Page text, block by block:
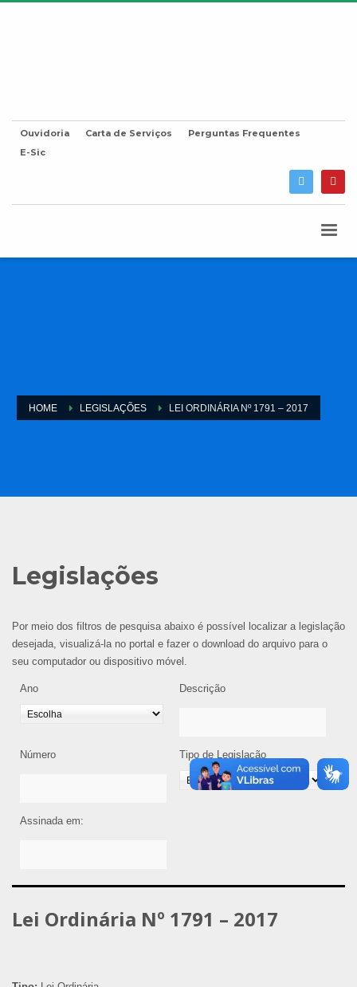
Ouvidoria Carta de Serviços
Perguntas Frequentes
E-Sic
HOME LEGISLAÇÕES LEI ORDINÁRIA Nº 1791 – 2017
Legislações
Por meio dos filtros de pesquisa abaixo é possível localizar a legislação
desejada, visualizá-la no portal e fazer o download do arquivo para o
seu computador ou dispositivo móvel.
Ano Descrição
Número Tipo de Legislação
Assinada em:
Lei Ordinária Nº 1791 – 2017